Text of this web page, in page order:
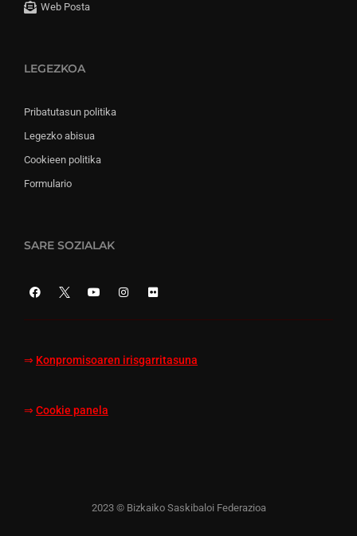
Web Posta
LEGEZKOA
Pribatutasun politika
Legezko abisua
Cookieen politika
Formulario
SARE SOZIALAK
⇒ Konpromisoaren irisgarritasuna
⇒ Cookie panela
2023 © Bizkaiko Saskibaloi Federazioa